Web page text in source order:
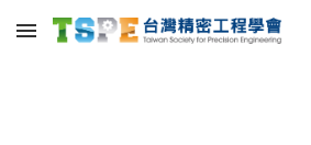
Skip to main content